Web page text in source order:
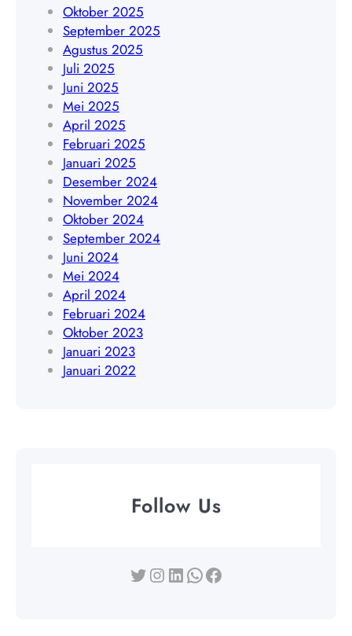
Oktober 2025
September 2025
Agustus 2025
Juli 2025
Juni 2025
Mei 2025
April 2025
Februari 2025
Januari 2025
Desember 2024
November 2024
Oktober 2024
September 2024
Juni 2024
Mei 2024
April 2024
Februari 2024
Oktober 2023
Januari 2023
Januari 2022
Follow Us
Twitter Instagram LinkedIn WhatsApp Facebook